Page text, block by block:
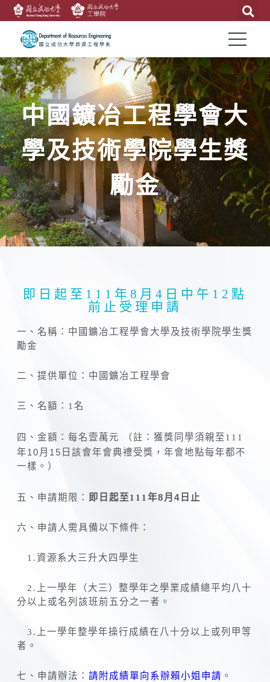
中國鑛冶工程學會大
學及技術學院學生獎
勵金
即日起至111年8月4日中午12點
前止受理申請
一、名稱：中國鑛冶工程學會大學及技術學院學生獎
勵金
二、提供單位：中國鑛冶工程學會
三、名額：1名
四、金額：每名壹萬元 （註：獲獎同學須親至111
年10月15 日該會年會典禮受獎，年會地點每年都不
一樣。）
五、申請期限： 即日起至111年8 月 4 日止
六、申請人需具備以下條件：
1.資源系大三升大四學生
2.上一學年（大三）整學年之學業成績總平均八十
分以上或名列該班前五分之一者。
3.上一學年整學年操行成績在八十分以上或列甲等
者。
七、申請辦法： 請附成績單向系辦賴小姐申請 。